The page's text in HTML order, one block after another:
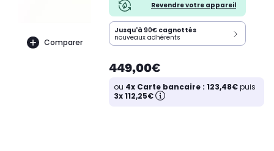
Comparer
Revendre votre appareil
Jusqu'à 90€ cagnottés
nouveaux adhérents
449,00€
ou 4x Carte bancaire : 123,48€puis
3x 112,25€